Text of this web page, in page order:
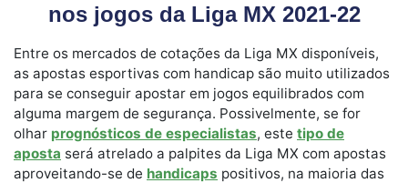
nos jogos da Liga MX 2021-22
Entre os mercados de cotações da Liga MX disponíveis,
as apostas esportivas com handicap são muito utilizados
para se conseguir apostar em jogos equilibrados com
alguma margem de segurança. Possivelmente, se for
olhar prognósticos de especialistas, este tipo de
aposta será atrelado a palpites da Liga MX com apostas
aproveitando-se de handicaps positivos, na maioria das